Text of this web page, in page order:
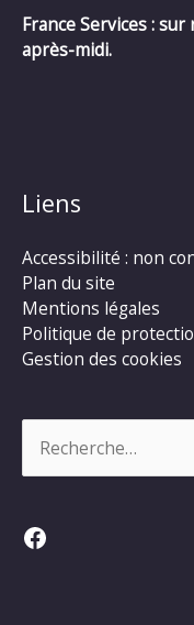
France Services :
après-midi.
Liens
Accessibilité : non
Plan du site
Mentions légales
Politique de
Gestion des cookies
Facebook